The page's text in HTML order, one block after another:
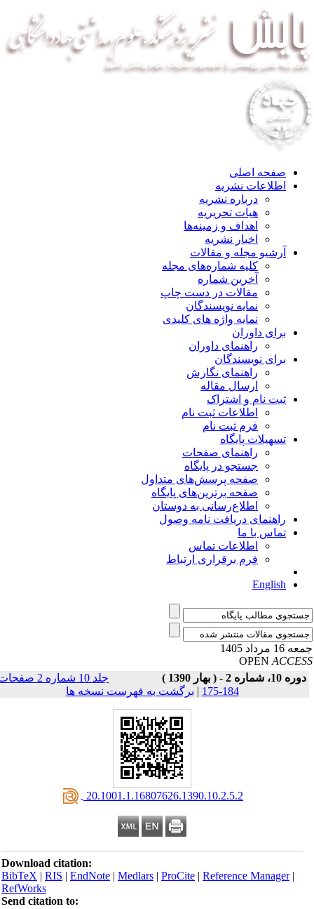
صفحه اصلی
اطلاعات نشریه
درباره نشریه
هیات تحریریه
اهداف و زمینه‌ها
اخبار نشریه
آرشیو مجله و مقالات
کلیه شماره‌های مجله
آخرین شماره
مقالات در دست چاپ
نمایه نویسندگان
نمایه واژه های کلیدی
برای داوران
راهنمای داوران
برای نویسندگان
راهنمای نگارش
ارسال مقاله
ثبت نام و اشتراک
اطلاعات ثبت نام
فرم ثبت نام
تسهیلات پایگاه
راهنمای صفحات
جستجو در پایگاه
صفحه پرسش‌های متداول
صفحه برترین‌های پایگاه
اطلاع‌رسانی به دوستان
راهنمای دریافت نامه وصول
تماس با ما
اطلاعات تماس
فرم برقراری ارتباط
English
مرداد 1405
OPEN
دوره 10، شماره 2 - ( بهار 1390 )
جلد 10 شماره 2 صفحات
184-175
| برگشت به فهرست نسخه ها
‎ 20.1001.1.16807626.1390.10.2.5.2
Download citation:
BibTeX|RIS|EndNote|Medlars|ProCite|Reference Manager
RefWorks
Send citation to: